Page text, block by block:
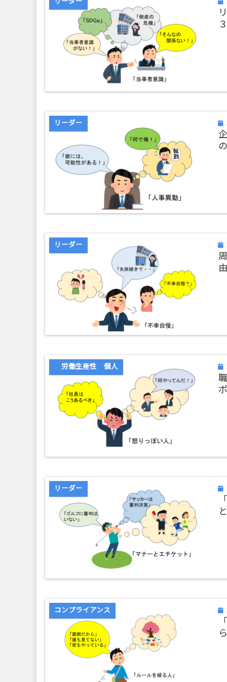
リーダー
リーダー
リーダー
労働生産性 個人
リーダー
コンプライアンス